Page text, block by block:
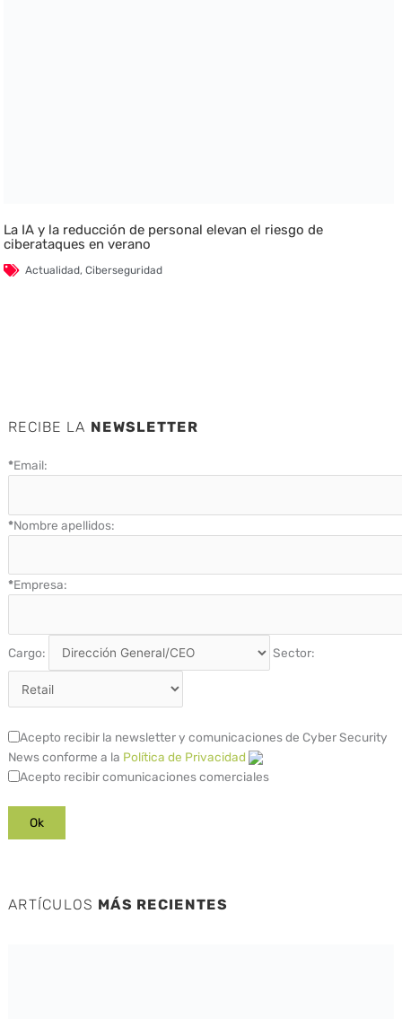
La IA y la reducción de personal elevan el riesgo de
ciberataques en verano
Actualidad,Ciberseguridad
RECIBE LA NEWSLETTER
*Email:
*Nombre apellidos:
*Empresa:
Cargo: Sector:
Acepto recibir la newsletter y comunicaciones de Cyber Security
News conforme a la Política de Privacidad
Acepto recibir comunicaciones comerciales
ARTÍCULOS MÁS RECIENTES